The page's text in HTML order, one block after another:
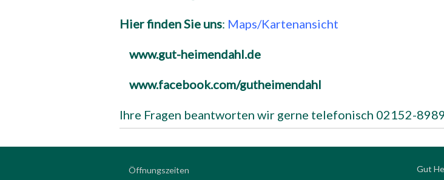
Hier finden Sie uns: Maps/Kartenansicht
www.gut-heimendahl.de
www.facebook.com/gutheimendahl
Ihre Fragen beantworten wir gerne telefonisch 02152-
Öffnungszeiten
Gut